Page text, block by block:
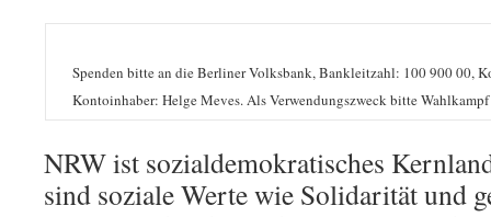
Spenden bitte an die Berliner Volksbank, Bankleitzahl: 100 900 00,
Kontoinhaber: Helge Meves. Als Verwendungszweck bitte Wahlkampf
NRW ist sozialdemokratisches
sind soziale Werte wie Solidarität und